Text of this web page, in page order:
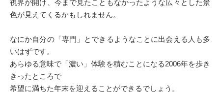
視界が開け、今まで見たこともなかったような広々とした景
色が見えてくるかもしれません。
なにか自分の「専門」とできるようなことに出会える人も多
いはずです。
あらゆる意味で「濃い」体験を積むことになる2006年を歩き
きったところで
希望に満ちた年末を迎えることができるでしょう。